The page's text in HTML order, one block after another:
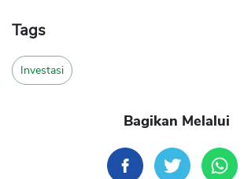
Tags
Investasi
Bagikan Melalui